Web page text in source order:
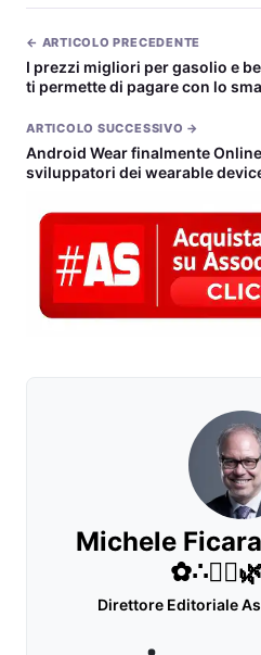
← ARTICOLO PRECEDENTE
I prezzi migliori per gasolio e
ti permette di pagare con lo
ARTICOLO SUCCESSIVO →
Android Wear finalmente
sviluppatori dei wearable
Michele
Direttore Editoriale